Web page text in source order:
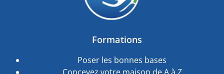
Formations
Poser les bonnes bases